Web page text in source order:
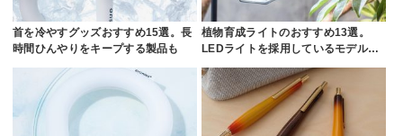
首を冷やすグッズおすすめ15選。長
時間ひんやりをキープする製品も
植物育成ライトのおすすめ13選。
LEDライトを採用しているモデル…